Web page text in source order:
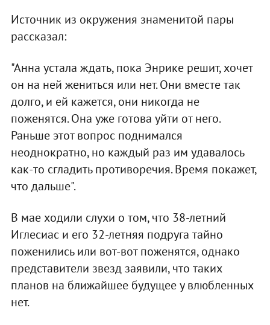
Источник из окружения знаменитой пары
рассказал:
"Анна устала ждать, пока Энрике решит, хочет
он на ней жениться или нет. Они вместе так
долго, и ей кажется, они никогда не
поженятся. Она уже готова уйти от него.
Раньше этот вопрос поднимался
неоднократно, но каждый раз им удавалось
как-то сгладить противоречия. Время покажет,
что дальше".
В мае ходили слухи о том, что 38-летний
Иглесиас и его 32-летняя подруга тайно
поженились или вот-вот поженятся, однако
представители звезд заявили, что таких
планов на ближайшее будущее у влюбленных
нет.